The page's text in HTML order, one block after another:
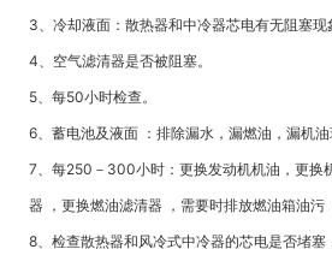
3、冷却液面：散热器和中冷器芯电有无阻塞现
4、空气滤清器是否被阻塞。
5、每50小时检查。
6、蓄电池及液面 ：排除漏水，漏燃油，漏机油
7、每250－300小时：更换发动机机油，更换
器 ，更换燃油滤清器 ，需要时排放燃油箱油污
8、检查散热器和风冷式中冷器的芯电是否堵